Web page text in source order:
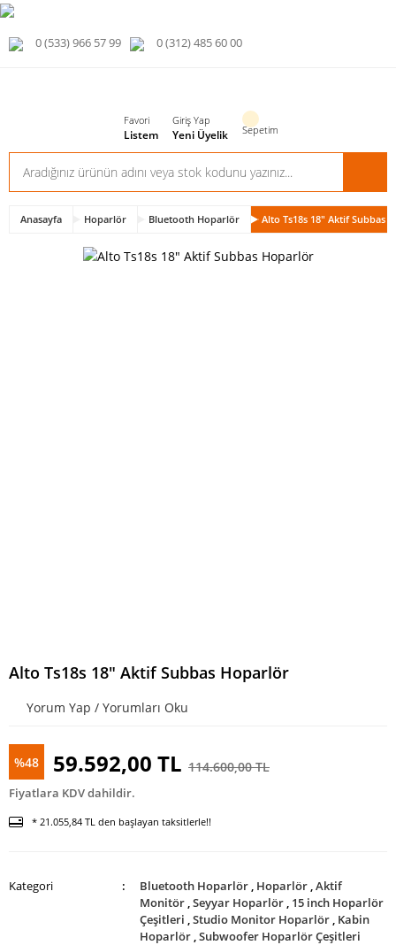
0 (533) 966 57 99 0 (312) 485 60 00
Favori
Listem
Giriş Yap
Yeni Üyelik Sepetim
Anasayfa Hoparlör Bluetooth Hoparlör Alto Ts18s 18″ Aktif Subbas
Alto Ts18s 18″ Aktif Subbas Hoparlör
Yorum Yap / Yorumları Oku
%48 59.592,00 TL 114.600,00 TL
Fiyatlara KDV dahildir.
* 21.055,84 TL den başlayan taksitlerle!!
Kategori Bluetooth Hoparlör , Hoparlör ,Aktif
Monitör ,Seyyar Hoparlör , 15 inch Hoparlör
Çeşitleri ,Studio Monitor Hoparlör , Kabin
Hoparlör ,Subwoofer Hoparlör Çeşitleri